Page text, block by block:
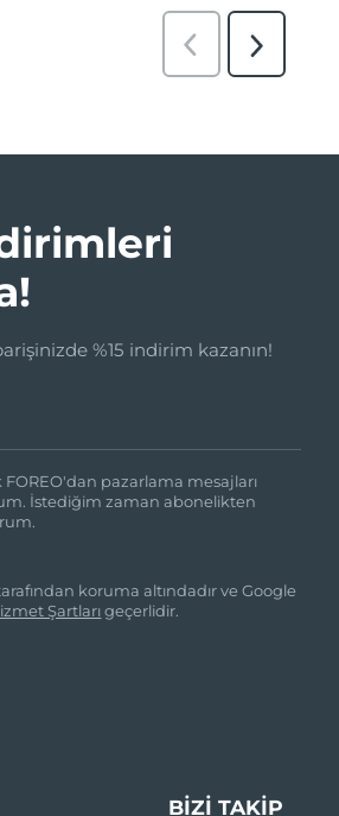
%15 indirim kazanın!
FOREO'dan pazarlama mesajları
İstediğim zaman abonelikten
koruma altındadır ve Google
Şartlarıgeçerlidir.
BIZI TAKIP